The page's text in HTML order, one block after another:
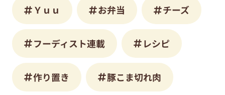
Ｙｕｕ お弁当 チーズ
フーディスト連載 レシピ
作り置き 豚こま切れ肉